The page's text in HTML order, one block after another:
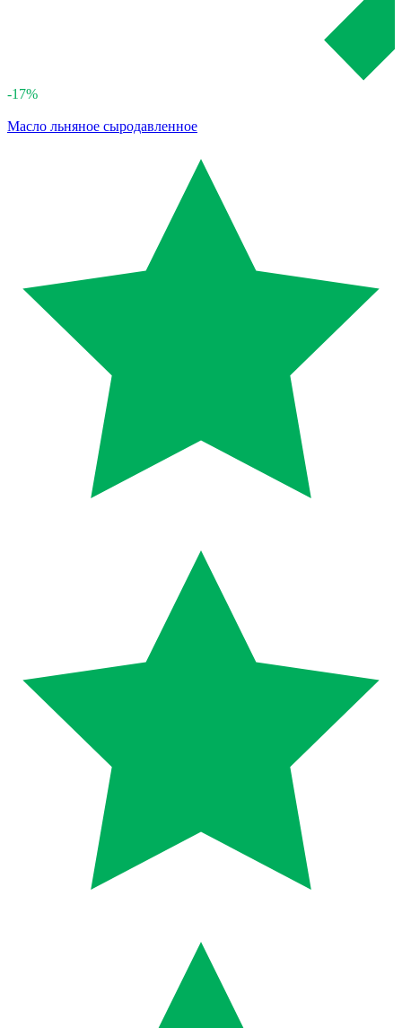
-17%
Масло льняное сыродавленное